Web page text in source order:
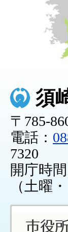
須
〒785-
電話：
7320
開庁時
（土曜